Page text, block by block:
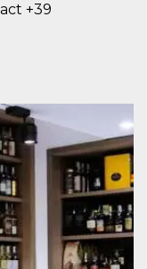
+39
Script.com per
ricordare le
preferenze di
consenso sui
cookie dei
visitatori. È
necessario che il
banner dei
cookie di
Cookie-
Script.com
funzioni